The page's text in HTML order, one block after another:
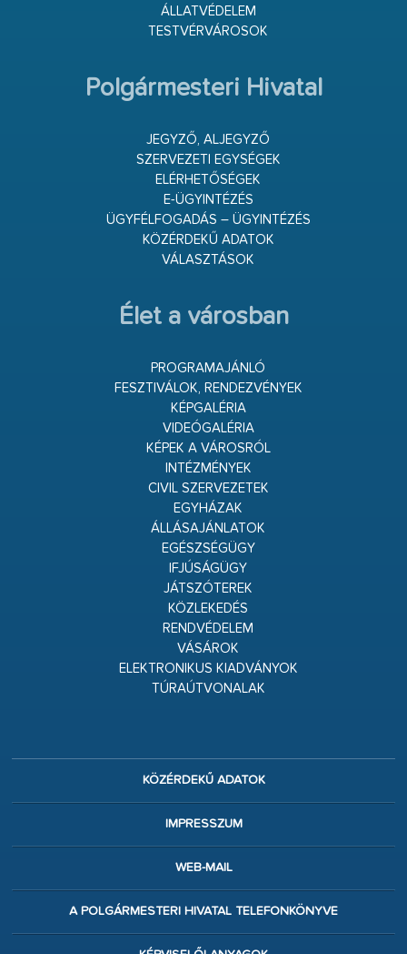
ÁLLATVÉDELEM
TESTVÉRVÁROSOK
Polgármesteri Hivatal
JEGYZŐ, ALJEGYZŐ
SZERVEZETI EGYSÉGEK
ELÉRHETŐSÉGEK
E-ÜGYINTÉZÉS
ÜGYFÉLFOGADÁS – ÜGYINTÉZÉS
KÖZÉRDEKŰ ADATOK
VÁLASZTÁSOK
Élet a városban
PROGRAMAJÁNLÓ
FESZTIVÁLOK, RENDEZVÉNYEK
KÉPGALÉRIA
VIDEÓGALÉRIA
KÉPEK A VÁROSRÓL
INTÉZMÉNYEK
CIVIL SZERVEZETEK
EGYHÁZAK
ÁLLÁSAJÁNLATOK
EGÉSZSÉGÜGY
IFJÚSÁGÜGY
JÁTSZÓTEREK
KÖZLEKEDÉS
RENDVÉDELEM
VÁSÁROK
ELEKTRONIKUS KIADVÁNYOK
TÚRAÚTVONALAK
KÖZÉRDEKŰ ADATOK
IMPRESSZUM
WEB-MAIL
A POLGÁRMESTERI HIVATAL TELEFONKÖNYVE